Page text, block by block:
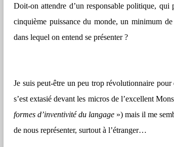
Doit-on attendre d’un responsable politique, qui
cinquième puissance du monde, un minimum
dans lequel on entend se présenter ?
Je suis peut-être un peu trop révolutionnaire
s’est extasié devant les micros de l’excellent
formes d’inventivité du langage ») mais il me
de nous représenter, surtout à l’étranger…